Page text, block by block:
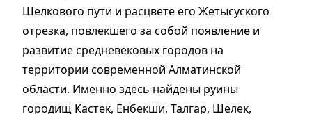
Шелкового пути и расцвете его Жетысуского
отрезка, повлекшего за собой появление и
развитие средневековых городов на
территории современной Алматинской
области. Именно здесь найдены руины
городищ Кастек, Енбекши, Талгар, Шелек,